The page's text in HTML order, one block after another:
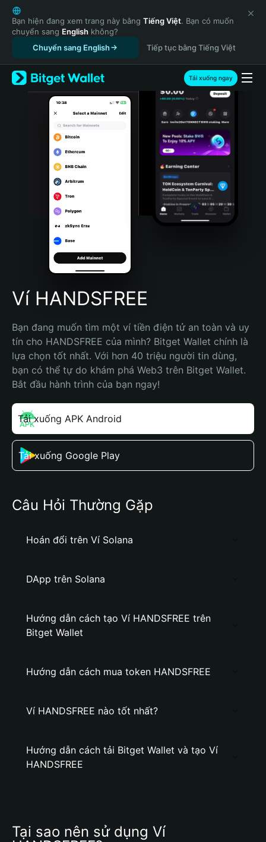
English
日本語
Tiếng Việt
Русский
Español (Latinoamérica)
Türkçe
Italiano
Português (Portugal)
Bahasa Indonesia
Português (Brasil)
Español (Argentina)
Bạn hiện đang xem trang này bằng Tiếng Việt. Bạn có muốn
chuyển sang English không?
Chuyển sang English
Tiếp tục bằng Tiếng Việt
Tải xuống ngay
Ví HANDSFREE
Bạn đang muốn tìm một ví tiền điện tử an toàn và uy
tín cho HANDSFREE của mình? Bitget Wallet chính là
lựa chọn tốt nhất. Với hơn 40 triệu người tin dùng,
bạn có thể tự do khám phá Web3 trên Bitget Wallet.
Bắt đầu hành trình của bạn ngay!
Tải xuống APK Android
Tải xuống Google Play
Câu Hỏi Thường Gặp
Hoán đổi trên Ví Solana
DApp trên Solana
Hướng dẫn cách tạo Ví HANDSFREE trên
Bitget Wallet
Hướng dẫn cách mua token HANDSFREE
Ví HANDSFREE nào tốt nhất?
Hướng dẫn cách tải Bitget Wallet và tạo Ví
HANDSFREE
Tại sao nên sử dụng Ví